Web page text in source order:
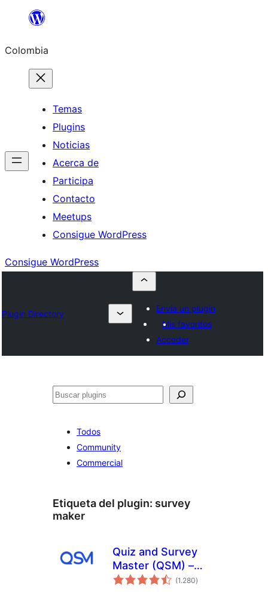
Saltar
contenido
Colombia
Temas
Plugins
Noticias
Acerca de
Participa
Contacto
Meetups
Consigue WordPress
Consigue WordPress
Plugin Directory
Envía un plugin
Mis favoritos
Acceder
Buscar
Todos
Community
Commercial
Etiqueta del plugin: survey
maker
Quiz and Survey
Master (QSM) –
Quiz Maker &(1.280total
de
)